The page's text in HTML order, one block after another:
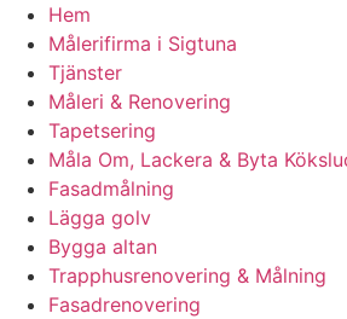
Hem
Målerifirma i Sigtuna
Tjänster
Måleri & Renovering
Tapetsering
Måla Om, Lackera & Byta
Fasadmålning
Lägga golv
Bygga altan
Trapphusrenovering & Målning
Fasadrenovering